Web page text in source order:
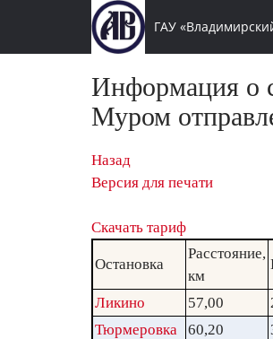
ГАУ
Информация о
Муром
Назад
Версия для печати
Скачать тариф
Остановка
Расстояние,
км
Ликино
57,00
Тюрмеровка
60,20